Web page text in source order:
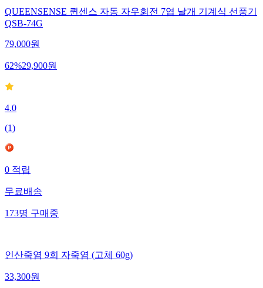
QUEENSENSE 퀸센스 자동 자우회전 7엽 날개 기계식 선풍기
QSB-74G
79,000원
62%29,900원
4.0
(1)
0적립
무료배송
173명구매중
인산죽염 9회 자죽염 (고체 60g)
33,300원